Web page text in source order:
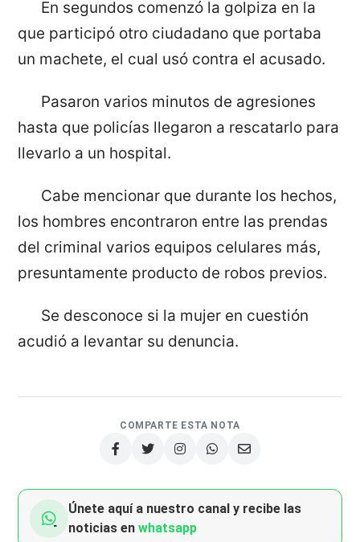
En segundos comenzó la golpiza en la
que participó otro ciudadano que portaba
un machete, el cual usó contra el acusado.
Pasaron varios minutos de agresiones
hasta que policías llegaron a rescatarlo para
llevarlo a un hospital.
Cabe mencionar que durante los hechos,
los hombres encontraron entre las prendas
del criminal varios equipos celulares más,
presuntamente producto de robos previos.
Se desconoce si la mujer en cuestión
acudió a levantar su denuncia.
COMPARTE ESTA NOTA
Únete aquí a nuestro canal y recibe las
noticias enwhatsapp